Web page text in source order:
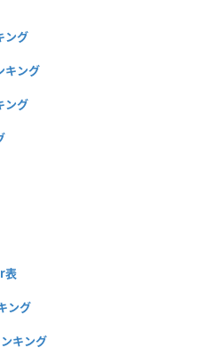
ング
キング
ング
表
ング
キング